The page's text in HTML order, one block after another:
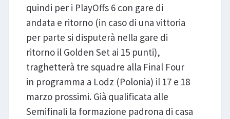
quindi per i PlayOffs 6 con gare di
andata e ritorno (in caso di una vittoria
per parte si disputerà nella gare di
ritorno il Golden Set ai 15 punti),
traghetterà tre squadre alla Final Four
in programma a Lodz (Polonia) il 17 e 18
marzo prossimi. Già qualificata alle
Semifinali la formazione padrona di casa